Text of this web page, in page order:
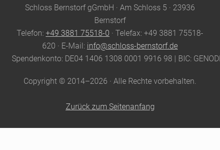
SiteSchloss Bernstorf gGmbH · Am Schloss 5 · 23936
Bernstorf
Telefon: +49 3881 75518-0 · Telefax: +49 3881 75518-
620 · E-Mail: info@schloss-bernstorf.de
Spendenkonto: DE04 1406 1308 0001 9916 98 | BIC:
Copyright © 2014–2026 · Alle Rechte vorbehalten.
Zurück zum Seitenanfang